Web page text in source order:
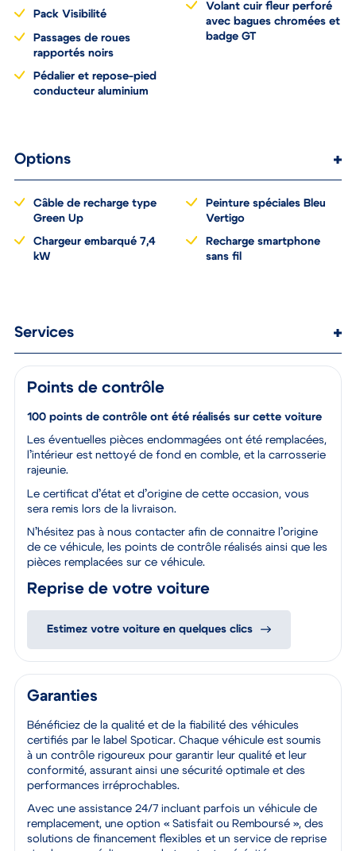
Pack Visibilité
Passages de roues
rapportés noirs
Pédalier et repose-pied
conducteur aluminium
Volant cuir fleur perforé
avec bagues chromées et
badge GT
Options
Câble de recharge type
Green Up
Chargeur embarqué 7,4
kW
Peinture spéciales Bleu
Vertigo
Recharge smartphone
sans fil
Services
Points de contrôle
100 points de contrôle ont été réalisés sur cette voiture
Les éventuelles pièces endommagées ont été remplacées,
l’intérieur est nettoyé de fond en comble, et la carrosserie
rajeunie.
Le certificat d’état et d’origine de cette occasion, vous
sera remis lors de la livraison.
N’hésitez pas à nous contacter afin de connaitre l’origine
de ce véhicule, les points de contrôle réalisés ainsi que les
pièces remplacées sur ce véhicule.
Reprise de votre voiture
Estimez votre voiture en quelques clics
Garanties
Bénéficiez de la qualité et de la fiabilité des véhicules
certifiés par le label Spoticar. Chaque véhicule est soumis
à un contrôle rigoureux pour garantir leur qualité et leur
conformité, assurant ainsi une sécurité optimale et des
performances irréprochables.
Avec une assistance 24/7 incluant parfois un véhicule de
remplacement, une option « Satisfait ou Remboursé », des
solutions de financement flexibles et un service de reprise